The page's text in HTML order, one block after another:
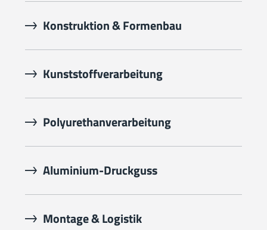
Konstruktion & Formenbau
Kunststoffverarbeitung
Polyurethanverarbeitung
Aluminium-Druckguss
Montage & Logistik